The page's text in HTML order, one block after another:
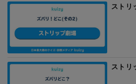
ストリ
ストリ